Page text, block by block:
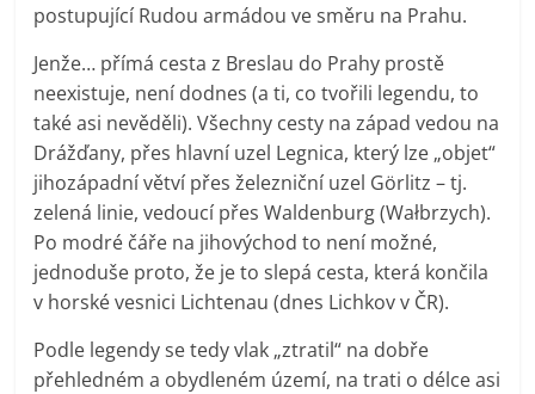
postupující Rudou armádou ve směru na Prahu.
Jenže… přímá cesta z Breslau do Prahy prostě
neexistuje, není dodnes (a ti, co tvořili legendu, to
také asi nevěděli). Všechny cesty na západ vedou na
Drážďany, přes hlavní uzel Legnica, který lze „objet“
jihozápadní větví přes železniční uzel Görlitz – tj.
zelená linie, vedoucí přes Waldenburg (Wałbrzych).
Po modré čáře na jihovýchod to není možné,
jednoduše proto, že je to slepá cesta, která končila
v horské vesnici Lichtenau (dnes Lichkov v ČR).
Podle legendy se tedy vlak „ztratil“ na dobře
přehledném a obydleném území, na trati o délce asi